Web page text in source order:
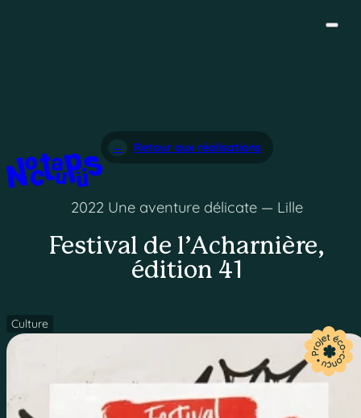
Retour aux réalisations
2022 Une aventure délicate — Lille
Festival de l’Acharnière,
édition 41
Culture